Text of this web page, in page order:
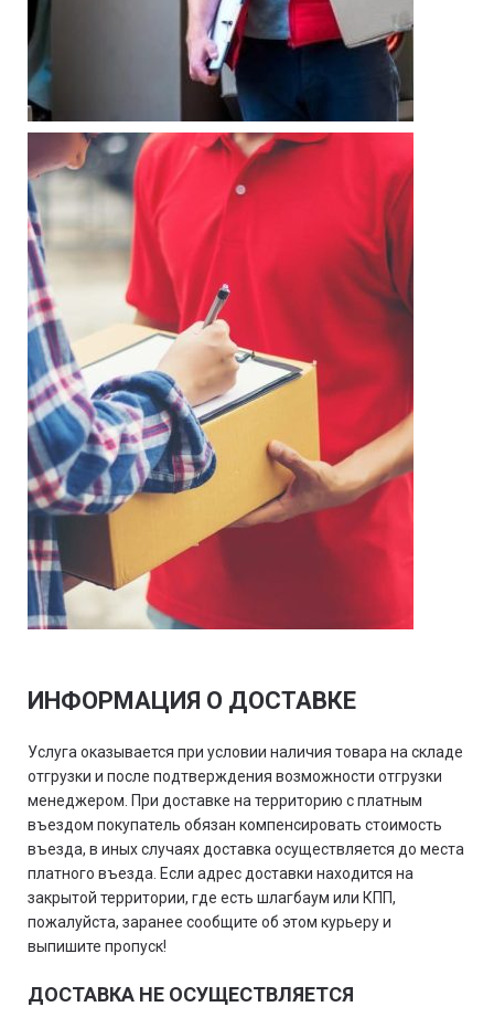
ИНФОРМАЦИЯ О ДОСТАВКЕ
Услуга оказывается при условии наличия товара на складе
отгрузки и после подтверждения возможности отгрузки
менеджером. При доставке на территорию с платным
въездом покупатель обязан компенсировать стоимость
въезда, в иных случаях доставка осуществляется до места
платного въезда. Если адрес доставки находится на
закрытой территории, где есть шлагбаум или КПП,
пожалуйста, заранее сообщите об этом курьеру и
выпишите пропуск!
ДОСТАВКА НЕ ОСУЩЕСТВЛЯЕТСЯ